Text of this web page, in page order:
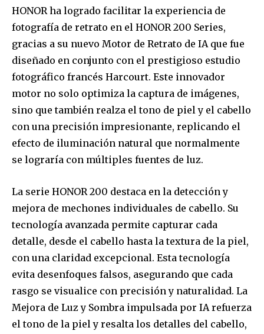
HONOR ha logrado facilitar la experiencia de
fotografía de retrato en el HONOR 200 Series,
gracias a su nuevo Motor de Retrato de IA que fue
diseñado en conjunto con el prestigioso estudio
fotográfico francés Harcourt. Este innovador
motor no solo optimiza la captura de imágenes,
sino que también realza el tono de piel y el cabello
con una precisión impresionante, replicando el
efecto de iluminación natural que normalmente
se lograría con múltiples fuentes de luz.
La serie HONOR 200 destaca en la detección y
mejora de mechones individuales de cabello. Su
tecnología avanzada permite capturar cada
detalle, desde el cabello hasta la textura de la piel,
con una claridad excepcional. Esta tecnología
evita desenfoques falsos, asegurando que cada
rasgo se visualice con precisión y naturalidad. La
Mejora de Luz y Sombra impulsada por IA refuerza
el tono de la piel y resalta los detalles del cabello,